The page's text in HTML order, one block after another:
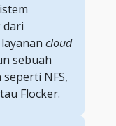
dari
cloud
sebuah
NFS,
Flocker.